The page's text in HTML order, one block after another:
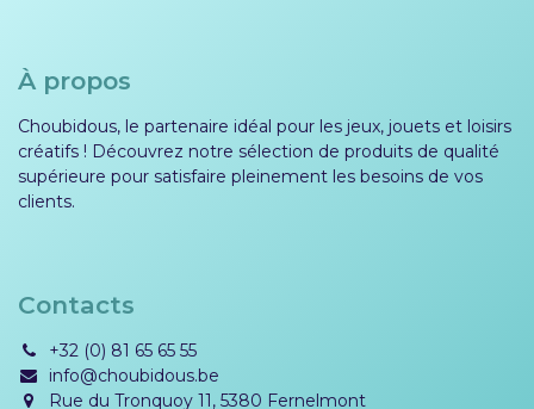
À propos
Choubidous, le partenaire idéal pour les jeux, jouets et loisirs
créatifs ! Découvrez notre sélection de produits de qualité
supérieure pour satisfaire pleinement les besoins de vos
clients.
Contacts
+32 (0) 81 65 65 55
info@choubidous.be
Rue du Tronquoy 11, 5380 Fernelmont